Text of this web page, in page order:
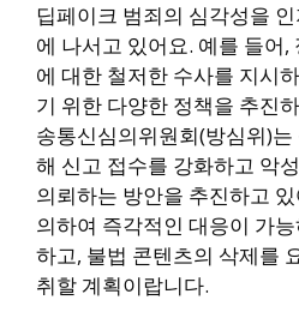
딥페이크 범죄의 심각성을
에 나서고 있어요. 예를 들어,
에 대한 철저한 수사를 지시
기 위한 다양한 정책을 추진
송통신심의위원회(방심위)
해 신고 접수를 강화하고 악
의뢰하는 방안을 추진하고
의하여 즉각적인 대응이 가
하고, 불법 콘텐츠의 삭제를
취할 계획이랍니다.